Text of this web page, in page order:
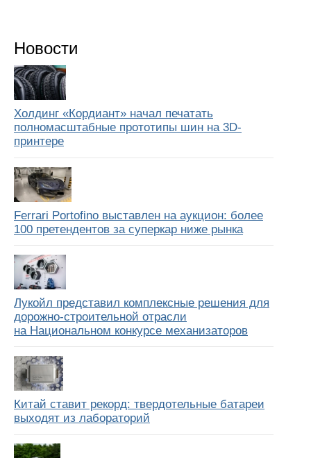
Новости
Холдинг «Кордиант» начал печатать
полномасштабные прототипы шин на 3D-
принтере
Ferrari Portofino выставлен на аукцион: более
100 претендентов за суперкар ниже рынка
Лукойл представил комплексные решения для
дорожно-строительной отрасли
на Национальном конкурсе механизаторов
Китай ставит рекорд: твердотельные батареи
выходят из лабораторий